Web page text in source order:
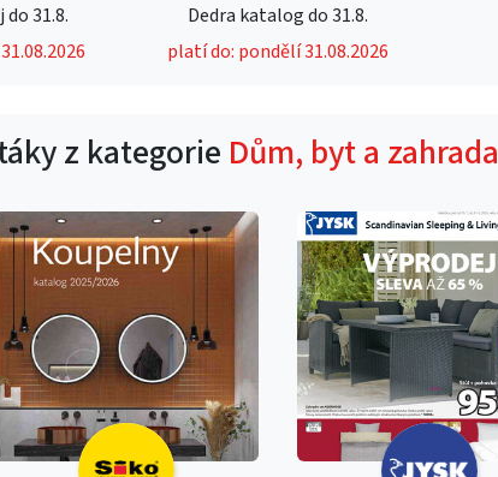
do 31.8.
Dedra katalog do 31.8.
platí do: pondělí 31.08.2026
z kategorie Dům, byt a zahrada